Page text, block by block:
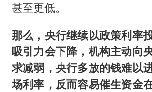
甚至更低。
那么，央行继续以政策利率
吸引力会下降，机构主动向
求减弱，央行多放的钱难以
场利率，反而容易催生资金